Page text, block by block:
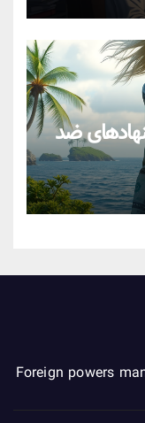
ضد
Foreign powers